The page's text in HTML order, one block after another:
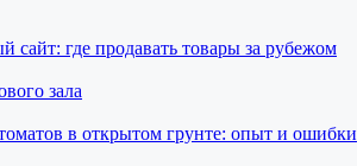
сайт: где продавать товары за рубежом
зала
в открытом грунте: опыт и ошибки